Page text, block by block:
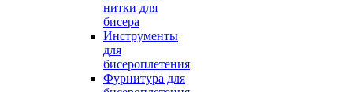
нитки для
бисера
Инструменты
для
бисероплетения
Фурнитура для